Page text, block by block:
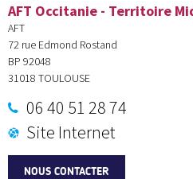
AFT Occitanie - Territoire
AFT
72 rue Edmond Rostand
BP 92048
31018 TOULOUSE
06 40 51 28 74
Site Internet
NOUS CONTACTER